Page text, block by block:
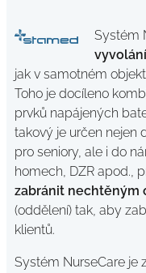
Systém
jak v samotném
Toho je docíleno
prvků napájených
takový je určen nejen
pro seniory, ale i do
homech, DZR apod.,
zabránit nechtěným
(oddělení) tak, aby
klientů.
Systém NurseCare je